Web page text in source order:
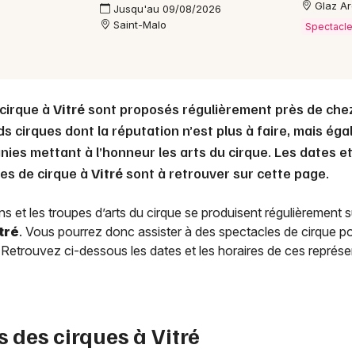
Jusqu'au 09/08/2026
Saint-Malo
Glaz
à Vitrésont proposés régulièrement près de
cirques dont la réputation n’est plus à faire, mais
mettant à l’honneur les arts du cirque. Les dates
de cirque à Vitrésont à retrouver sur cette page.
et les troupes d’arts du cirque se produisent régulièrement
. Vous pourrez donc assister à des spectacles de cirque
ci-dessous les dates et les horaires de ces
des cirques à Vitré